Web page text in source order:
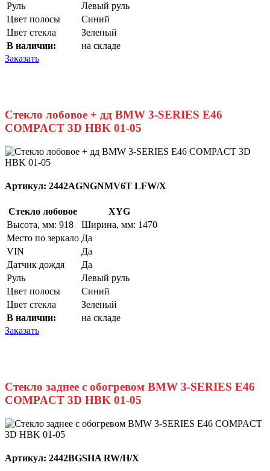
Руль
Левый руль
Цвет полосы
Синий
Цвет стекла
Зеленый
В наличии:
на складе
Заказать
Стекло лобовое + дд BMW 3-SERIES E46
COMPACT 3D HBK 01-05
Артикул: 2442AGNGNMV6T LFW/X
Стекло лобовое
XYG
Высота, мм: 918
Ширина, мм: 1470
Место по зеркало Да
VIN
Да
Датчик дождя
Да
Руль
Левый руль
Цвет полосы
Синий
Цвет стекла
Зеленый
В наличии:
на складе
Заказать
Стекло заднее с обогревом BMW 3-SERIES E46
COMPACT 3D HBK 01-05
Артикул: 2442BGSHA RW/H/X